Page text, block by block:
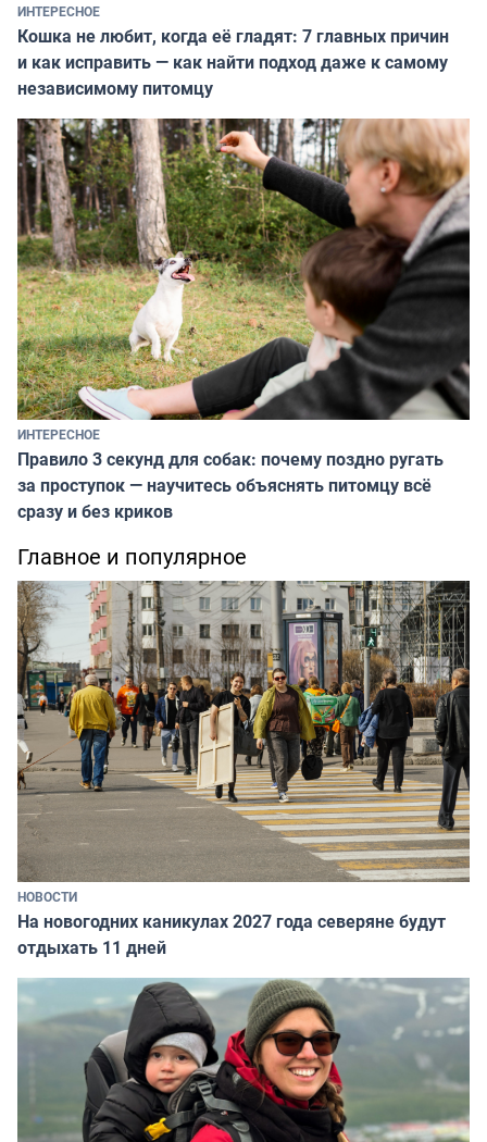
ИНТЕРЕСНОЕ
Кошка не любит, когда её гладят: 7 главных причин
и как исправить — как найти подход даже к самому
независимому питомцу
ИНТЕРЕСНОЕ
Правило 3 секунд для собак: почему поздно ругать
за проступок — научитесь объяснять питомцу всё
сразу и без криков
Главное и популярное
НОВОСТИ
На новогодних каникулах 2027 года северяне будут
отдыхать 11 дней